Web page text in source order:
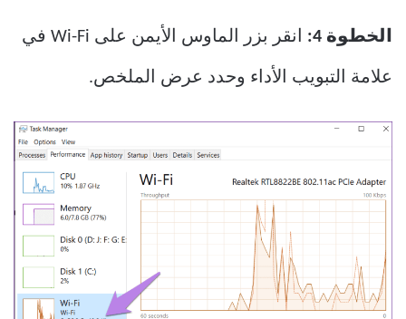
الخطوة 4: انقر بزر الماوس الأيمن على Wi-Fi في
علامة التبويب الأداء وحدد عرض الملخص.